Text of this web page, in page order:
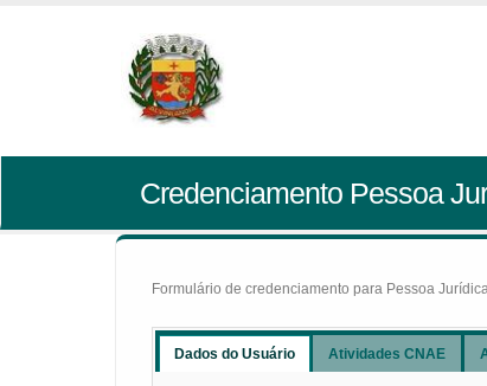
Credenciamento Pessoa
Formulário de credenciamento para Pessoa
Dados do Usuário Atividades CNAE